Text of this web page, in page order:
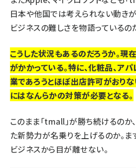
日本や他国では考えられない動き
ビジネスの難しさを物語っているの
こうした状況もあるのだろうか。現
がかかっている。特に、化粧品、ア
業であろうとほぼ出店許可がおり
にはなんらかの対策が必要となる。
このまま「tmall」が勝ち続けるのか
た新勢力が名乗りを上げるのか。ま
ビジネスから目が離せない。